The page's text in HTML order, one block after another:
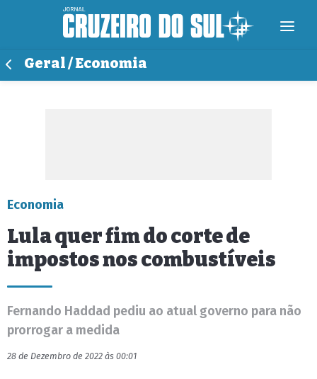
Geral / Economia
Economia
Lula quer fim do corte de
impostos nos combustíveis
Fernando Haddad pediu ao atual governo para não
prorrogar a medida
28 de Dezembro de 2022 às 00:01